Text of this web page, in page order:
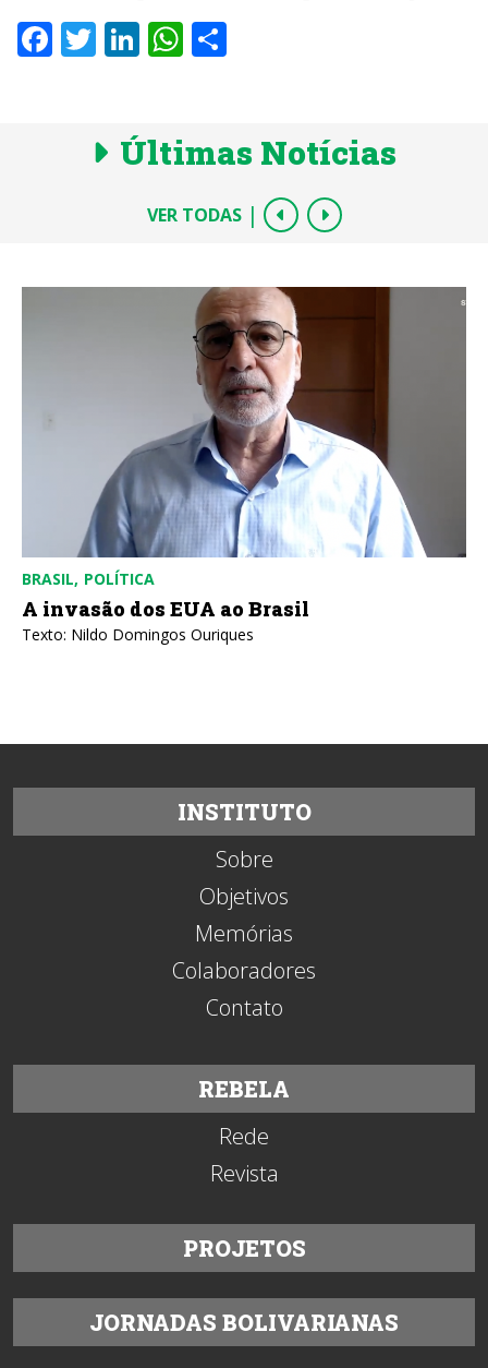
Facebook
Twitter
LinkedIn
WhatsApp
Últimas Notícias
VER TODAS |
BRASIL POLÍTICA
A invasão dos EUA ao Brasil
Texto: Nildo Domingos Ouriques
INSTITUTO
Sobre
Objetivos
Memórias
Colaboradores
Contato
REBELA
Rede
Revista
PROJETOS
JORNADAS BOLIVARIANAS